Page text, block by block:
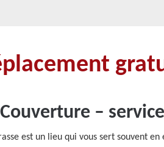
Couverture –
est un lieu qui vous sert souvent